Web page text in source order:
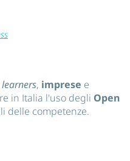
learners, imprese e
in Italia l'uso degli Open
delle competenze.